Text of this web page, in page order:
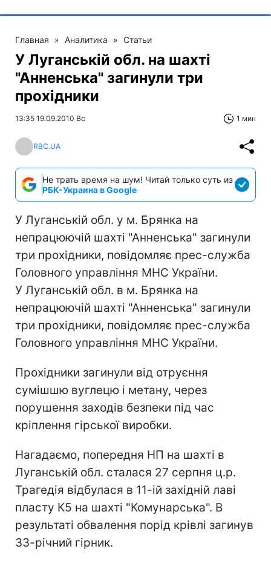
Главная » Аналитика » Статьи
У Луганській обл. на шахті
"Анненська" загинули три
прохідники
13:35 19.09.2010 Вс 1 мин
RBC.UA
Не трать время на шум! Читай только суть из
РБК-Украина в Google
У Луганській обл. у м. Брянка на
непрацюючій шахті "Анненська" загинули
три прохідники, повідомляє прес-служба
Головного управління МНС України.
У Луганській обл. в м. Брянка на
непрацюючій шахті "Анненська" загинули
три прохідники, повідомляє прес-служба
Головного управління МНС України.
Прохідники загинули від отруєння
сумішшю вуглецю і метану, через
порушення заходів безпеки під час
кріплення гірської виробки.
Нагадаємо, попередня НП на шахті в
Луганській обл. сталася 27 серпня ц.р.
Трагедія відбулася в 11-ій західній лаві
пласту К5 на шахті "Комунарська". В
результаті обвалення порід крівлі загинув
33-річний гірник.